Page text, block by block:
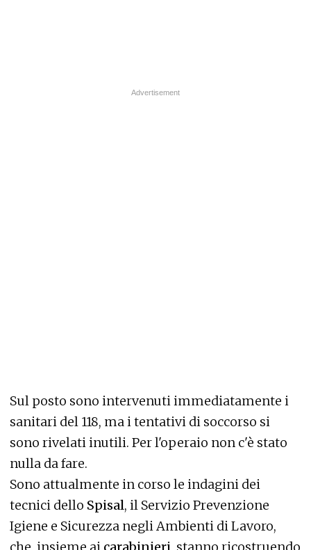
Sul posto sono intervenuti immediatamente i
sanitari del 118, ma i tentativi di soccorso si
sono rivelati inutili. Per l'operaio non c'è stato
nulla da fare.
Sono attualmente in corso le indagini dei
tecnici dello Spisal, il Servizio Prevenzione
Igiene e Sicurezza negli Ambienti di Lavoro,
che, insieme ai carabinieri , stanno ricostruendo